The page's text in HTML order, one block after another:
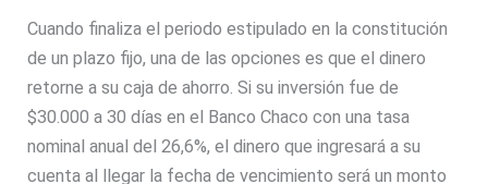
Cuando finaliza el periodo estipulado en la constitución
de un plazo fijo, una de las opciones es que el dinero
retorne a su caja de ahorro. Si su inversión fue de
$30.000 a 30 días en el Banco Chaco con una tasa
nominal anual del 26,6%, el dinero que ingresará a su
cuenta al llegar la fecha de vencimiento será un monto